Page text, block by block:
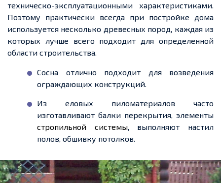
техническо-эксплуатационными характеристиками.
Поэтому практически всегда при постройке дома
используется несколько древесных пород, каждая из
которых лучше всего подходит для определенной
области строительства.
Сосна отлично подходит для возведения
ограждающих конструкций.
Из еловых пиломатериалов часто
изготавливают балки перекрытия, элементы
стропильной системы, выполняют настил
полов, обшивку потолков.